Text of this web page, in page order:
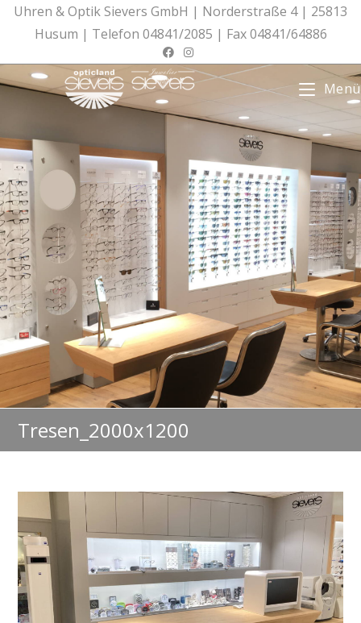
ZumUhren & Optik Sievers GmbH | Norderstraße 4 | 25813
Husum | Telefon 04841/2085 | Fax 04841/64886
Menü
Tresen_2000x1200